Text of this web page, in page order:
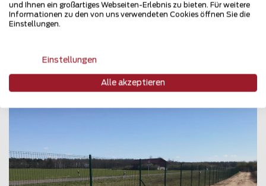
Pantanet
und Ihnen ein großartiges Webseiten-Erlebnis zu bieten. Für weitere
Informationen zu den von uns verwendeten Cookies öffnen Sie die
Einstellungen.
Einstellungen
Alle akzeptieren